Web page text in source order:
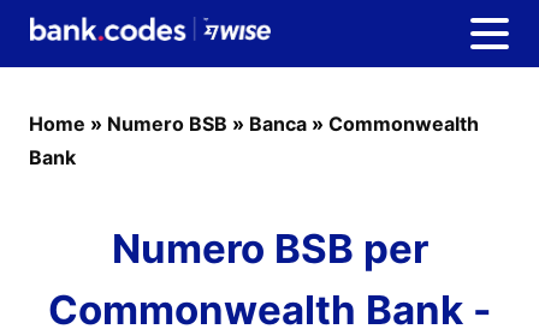
Home » Numero BSB » Banca » Commonwealth
Bank
Numero BSB per
Commonwealth Bank -